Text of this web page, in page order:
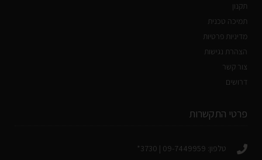
תקנון
תמיכה טכנית
מדיניות פרטיות
הצהרת נגישות
צור קשר
דרושים
פרטי התקשרות
טלפון: 09-7449959 | 3730*